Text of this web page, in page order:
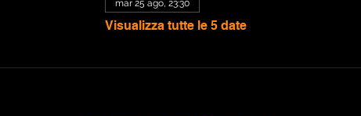
mar 25 ago, 23:30
Visualizza tutte le 5 date